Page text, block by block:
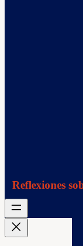
Reflexiones